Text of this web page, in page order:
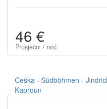
46 €
Prosječni / noć
Ceška - Südböhmen -
Kaproun